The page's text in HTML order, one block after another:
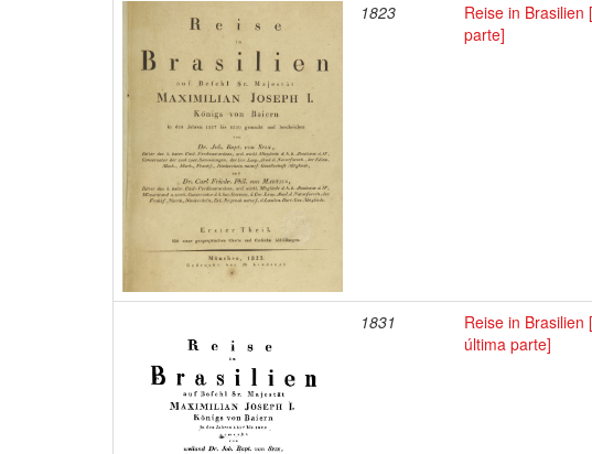
1823
Reise in Brasilien
parte]
1831
Reise in Brasilien
última parte]